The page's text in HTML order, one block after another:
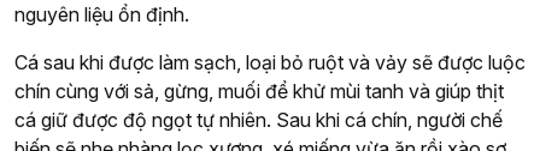
nguyên liệu ổn định.
Cá sau khi được làm sạch, loại bỏ ruột và vảy sẽ được luộc
chín cùng với sả, gừng, muối để khử mùi tanh và giúp thịt
cá giữ được độ ngọt tự nhiên. Sau khi cá chín, người chế